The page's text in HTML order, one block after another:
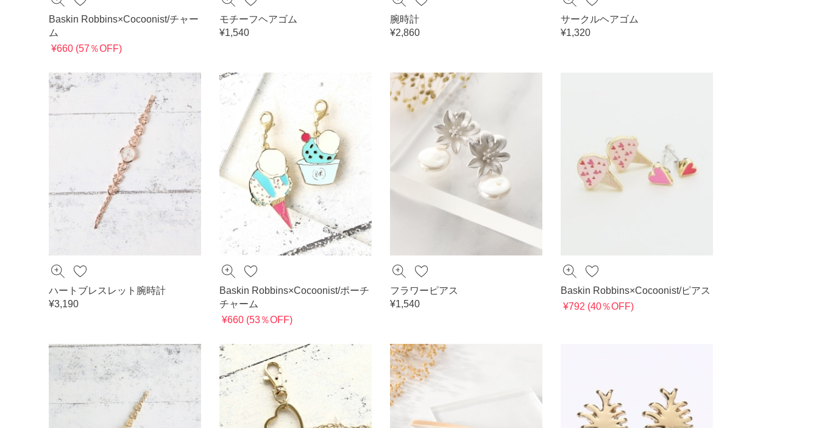
Baskin Robbins×Cocoonist/チャー
ム
¥660 (57％OFF)
モチーフヘアゴム
¥1,540
腕時計
¥2,860
サークルヘアゴム
¥1,320
ハートブレスレット腕時計
¥3,190
Baskin Robbins×Cocoonist/ポーチ
チャーム
¥660 (53％OFF)
フラワーピアス
¥1,540
Baskin Robbins×Cocoonist/ピアス
¥792 (40％OFF)